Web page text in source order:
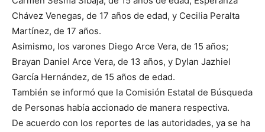
Chávez Venegas, de 17 años de edad, y Cecilia Peralta
Martínez, de 17 años.
Asimismo, los varones Diego Arce Vera, de 15 años;
Brayan Daniel Arce Vera, de 13 años, y Dylan Jazhiel
García Hernández, de 15 años de edad.
También se informó que la Comisión Estatal de Búsqueda
de Personas había accionado de manera respectiva.
De acuerdo con los reportes de las autoridades, ya se ha